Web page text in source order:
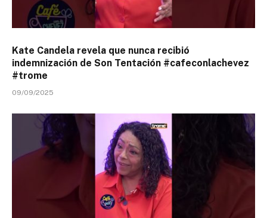
Kate Candela revela que nunca recibió
indemnización de Son Tentación #cafeconlachevez
#trome
09/09/2025